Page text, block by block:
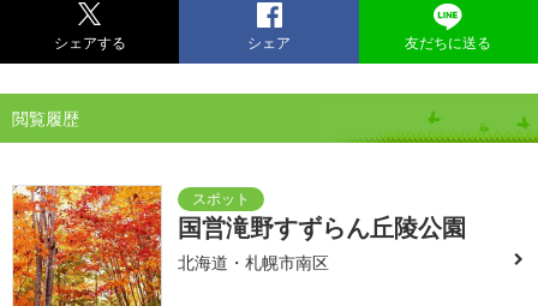
シェアする シェア 友だちに送る
閲覧履歴
国営滝野すずらん丘陵公園
北海道・札幌市南区